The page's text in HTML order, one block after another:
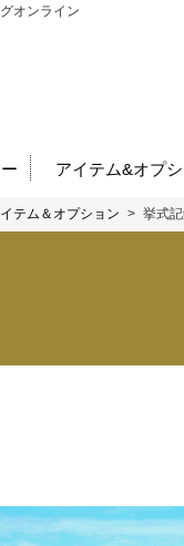
オンライン
アイテム&オプ
テム＆オプション > 挙式